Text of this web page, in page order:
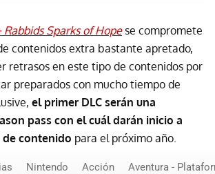
Rabbids Sparks of Hopese compromete
contenidos extra bastante apretado,
retrasos en este tipo de contenidos por
preparados con mucho tiempo de
el primer DLC serán una
pass con el cuál darán inicio a
contenido para el próximo año.
Nintendo Acción Aventura -